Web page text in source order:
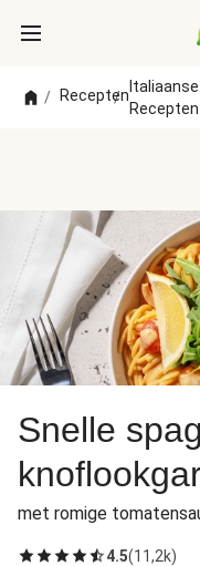
/ Recepten
/
Italiaanse
Recepten
Snelle
met romige
4.5(11,2k)